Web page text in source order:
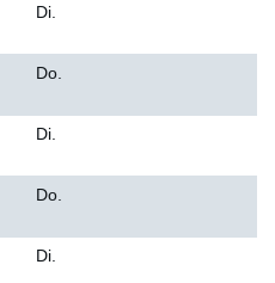
Di.
Do.
Di.
Do.
Di.